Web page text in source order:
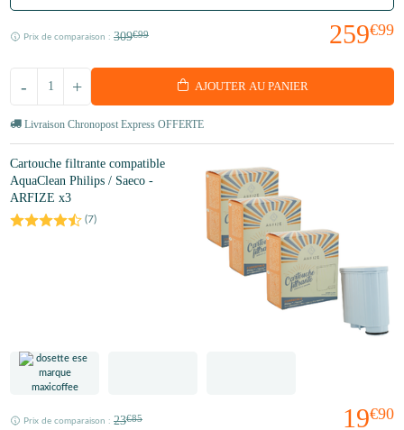
259€99
Prix de comparaison : 309€99
+
- AJOUTER AU PANIER
Livraison Chronopost Express OFFERTE
Cartouche filtrante compatible
AquaClean Philips / Saeco -
ARFIZE x3
(7)
19€90
Prix de comparaison : 23€85